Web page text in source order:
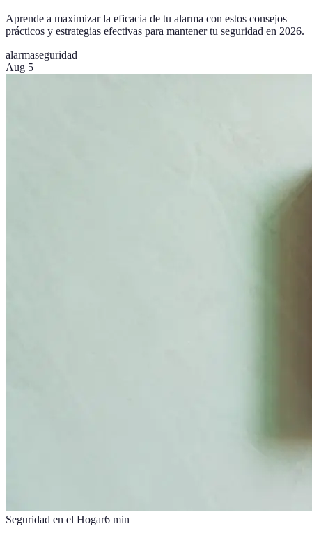
Aprende a maximizar la eficacia de tu alarma con estos consejos
prácticos y estrategias efectivas para mantener tu seguridad en 2026.
alarmaseguridad
Aug 5
Seguridad en el Hogar6 min